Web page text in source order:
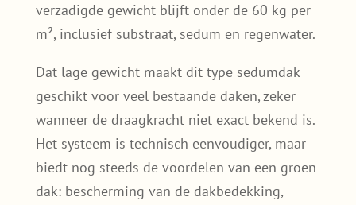
verzadigde gewicht blijft onder de 60 kg per
m², inclusief substraat, sedum en regenwater.
Dat lage gewicht maakt dit type sedumdak
geschikt voor veel bestaande daken, zeker
wanneer de draagkracht niet exact bekend is.
Het systeem is technisch eenvoudiger, maar
biedt nog steeds de voordelen van een groen
dak: bescherming van de dakbedekking,